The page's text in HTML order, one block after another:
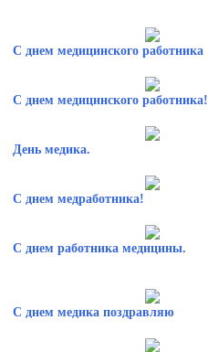
С днем медицинского работника
С днем медицинского работника!
День медика.
С днем медработника!
С днем работника медицины.
С днем медика поздравляю